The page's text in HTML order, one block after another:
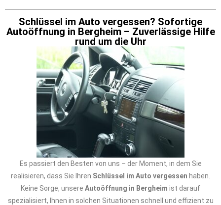
Schlüssel im Auto vergessen? Sofortige
Autoöffnung in Bergheim – Zuverlässige Hilfe
rund um die Uhr
Es passiert den Besten von uns – der Moment, in dem Sie
realisieren, dass Sie Ihren Schlüssel im Auto vergessen haben.
Keine Sorge, unsere Autoöffnung in Bergheim ist darauf
spezialisiert, Ihnen in solchen Situationen schnell und effizient zu